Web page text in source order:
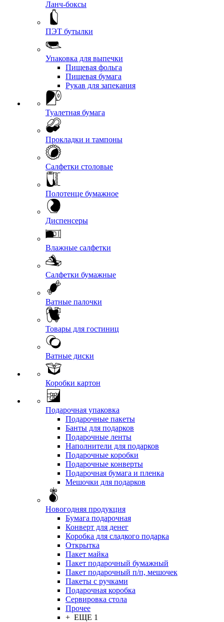
Ланч-боксы
ПЭТ бутылки
Упаковка для выпечки
Пищевая фольга
Пищевая бумага
Рукав для запекания
Туалетная бумага
Прокладки и тампоны
Салфетки столовые
Полотенце бумажное
Диспенсеры
Влажные салфетки
Салфетки бумажные
Ватные палочки
Товары для гостиниц
Ватные диски
Коробки картон
Подарочная упаковка
Подарочные пакеты
Банты для подарков
Подарочные ленты
Наполнители для подарков
Подарочные коробки
Подарочные конверты
Подарочная бумага и пленка
Мешочки для подарков
Новогодняя продукция
Бумага подарочная
Конверт для денег
Коробка для сладкого подарка
Открытка
Пакет майка
Пакет подарочный бумажный
Пакет подарочный п/п, мешочек
Пакеты с ручками
Подарочная коробка
Сервировка стола
Прочее
+ ЕЩЕ 1